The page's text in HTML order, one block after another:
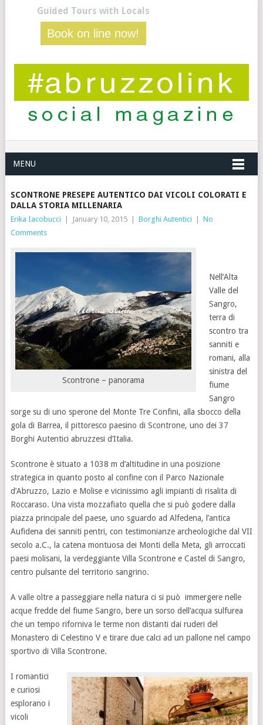
Guided Tours with Locals
Book on line now!
MENU
SCONTRONE PRESEPE AUTENTICO DAI VICOLI COLORATI E
DALLA STORIA MILLENARIA
Erika Iacobucci January 10, 2015 Borghi Autentici
No
Comments
Scontrone – panorama
Nell’Alta
Valle del
Sangro,
terra di
scontro tra
sanniti e
romani, alla
sinistra del
fiume
Sangro
sorge su di uno sperone del Monte Tre Confini, alla sbocco della
gola di Barrea, il pittoresco paesino di Scontrone, uno dei 37
Borghi Autentici abruzzesi d’Italia.
Scontrone è situato a 1038 m d’altitudine in una posizione
strategica in quanto posto al confine con il Parco Nazionale
d’Abruzzo, Lazio e Molise e vicinissimo agli impianti di risalita di
Roccaraso. Una vista mozzafiato quella che si può godere dalla
piazza principale del paese, uno sguardo ad Alfedena, l’antica
Aufidena dei sanniti pentri, con testimonianze archeologiche dal VII
secolo a.C., la catena montuosa dei Monti della Meta, gli arroccati
paesi molisani, la verdeggiante Villa Scontrone e Castel di Sangro,
centro pulsante del territorio sangrino.
A valle oltre a passeggiare nella natura ci si può immergere nelle
acque fredde del fiume Sangro, bere un sorso dell’acqua sulfurea
che un tempo riforniva le terme non distanti dai ruderi del
Monastero di Celestino V e tirare due calci ad un pallone nel campo
sportivo di Villa Scontrone.
I romantici
e curiosi
esplorano i
vicoli